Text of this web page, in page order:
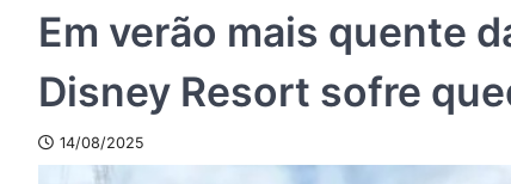
Em verão mais quente
Disney Resort sofre
14/08/2025